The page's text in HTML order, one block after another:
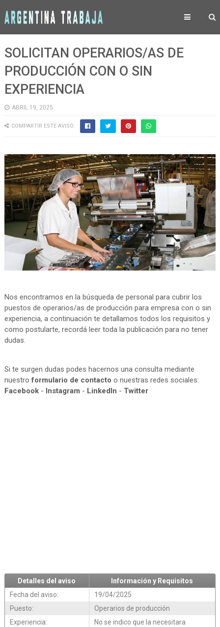
SOLICITAN OPERARIOS/AS DE
PRODUCCIÓN CON O SIN
EXPERIENCIA
ABRIL 19, 2025
COMPARTIR ESTE AVISO:
Nos encontramos en la búsqueda de personal para cubrir los
puestos de operarios/as de producción para empresa con o sin
experiencia, a continuación te detallamos todos los requisitos y
como postularte, recordá leer toda la publicación para no tener
dudas.
Si te surgen dudas podes hacernos una consulta mediante
nuestroformulario de contacto o nuestras redes sociales:
Facebook- Instagram - LinkedIn - Twitter
Detalles del aviso
Información y Requisitos
Fecha del aviso:
19/04/2025
Puesto:
Operarios de producción
Experiencia:
No se indico que la necesitara